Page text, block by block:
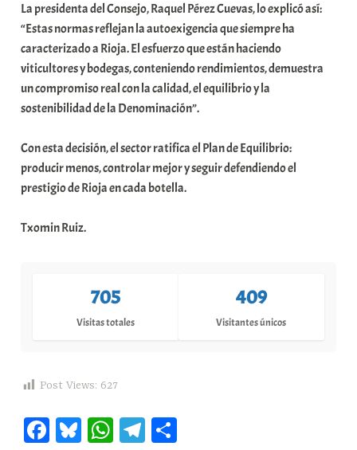
La presidenta del Consejo, Raquel Pérez Cuevas, lo explicó así:
“Estas normas reflejan la autoexigencia que siempre ha
caracterizado a Rioja. El esfuerzo que están haciendo
viticultores y bodegas, conteniendo rendimientos, demuestra
un compromiso real con la calidad, el equilibrio y la
sostenibilidad de la Denominación”.
Con esta decisión, el sector ratifica el Plan de Equilibrio:
producir menos, controlar mejor y seguir defendiendo el
prestigio de Rioja en cada botella.
Txomin Ruiz.
705
Visitas totales
409
Visitantes únicos
Post Views: 627
Fa Bl W Te